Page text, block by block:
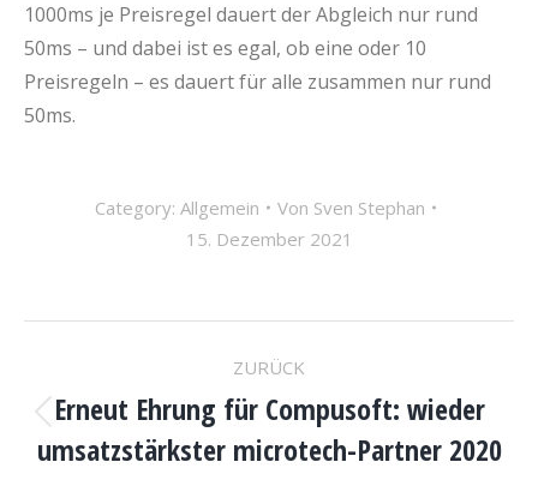
1000ms je Preisregel dauert der Abgleich nur rund
50ms – und dabei ist es egal, ob eine oder 10
Preisregeln – es dauert für alle zusammen nur rund
50ms.
Category: Allgemein Von Sven Stephan
15. Dezember 2021
ZURÜCK
Vorheriger
Beitrag:
Erneut Ehrung für Compusoft: wieder
umsatzstärkster microtech-Partner 2020